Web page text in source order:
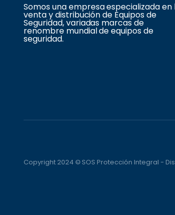
Somos una empresa especializada en
venta y distribución de Equipos de
Seguridad, variadas marcas de
renombre mundial de equipos de
seguridad.
Copyright 2024 © SOS Protección Integral -